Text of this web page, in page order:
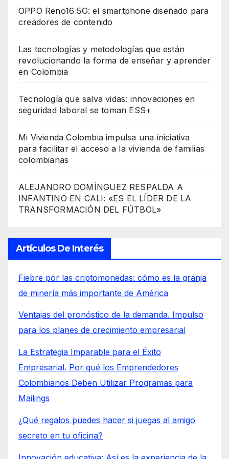
OPPO Reno16 5G: el smartphone diseñado para
creadores de contenido
Las tecnologías y metodologías que están
revolucionando la forma de enseñar y aprender
en Colombia
Tecnología que salva vidas: innovaciones en
seguridad laboral se toman ESS+
Mi Vivienda Colombia impulsa una iniciativa
para facilitar el acceso a la vivienda de familias
colombianas
ALEJANDRO DOMÍNGUEZ RESPALDA A
INFANTINO EN CALI: «ES EL LÍDER DE LA
TRANSFORMACIÓN DEL FÚTBOL»
Artículos De Interés
Fiebre por las criptomonedas: cómo es la granja
de minería más importante de América
Ventajas del pronóstico de la demanda. Impulso
para los planes de crecimiento empresarial
La Estrategia Imparable para el Éxito
Empresarial. Por qué los Emprendedores
Colombianos Deben Utilizar Programas para
Mailings
¿Qué regalos puedes hacer si juegas al amigo
secreto en tu oficina?